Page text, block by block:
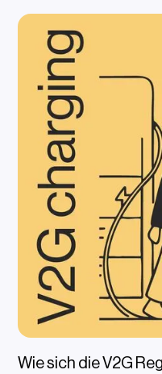
Wie sich die V2G